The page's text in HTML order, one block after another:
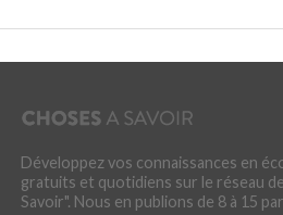
Développez vos connaissances en
gratuits et quotidiens sur le réseau
Savoir". Nous en publions de 8 à 15